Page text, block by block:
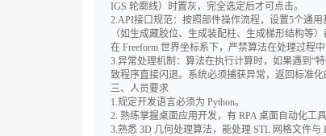
IGS 轮廓线）时置灰，完全选定后才可点击。
2.API接口规范：按照部件操作流程，设置5个通
（如生成藏胶位、生成装配柱、生成梯形结构等
在 Freeform 世界坐标系下，严禁算法在处理过程
3.异常处理机制：算法在执行计算时，如果遇到“
致程序直接闪退。系统必须捕获异常，返回标准
三、人员要求
1.规定开发语言必须为 Python。
2. 熟练掌握桌面应用开发，有 RPA 桌面自动化工
3.熟悉 3D 几何处理算法，能处理 STL 网格文件与